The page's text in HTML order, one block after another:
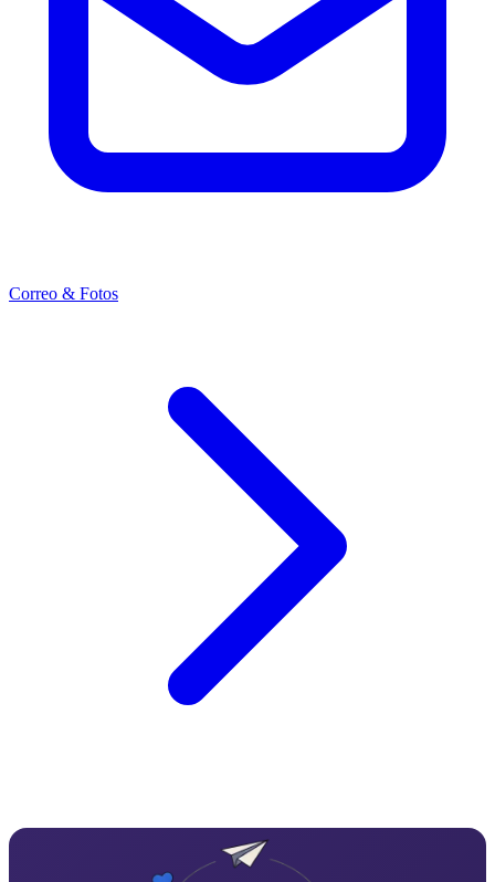
Correo & Fotos